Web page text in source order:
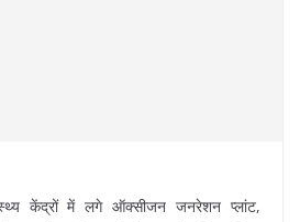
केंद्रों में लगे ऑक्सीजन जनरेशन प्लांट,